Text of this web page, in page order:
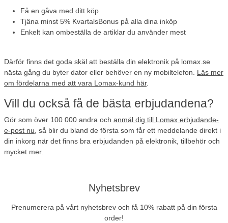
Få en gåva med ditt köp
Tjäna minst 5% KvartalsBonus på alla dina inköp
Enkelt kan ombeställa de artiklar du använder mest
Därför finns det goda skäl att beställa din elektronik på lomax.se
nästa gång du byter dator eller behöver en ny mobiltelefon. Läs mer
om fördelarna med att vara Lomax-kund här.
Vill du också få de bästa erbjudandena?
Gör som över 100 000 andra och anmäl dig till Lomax erbjudande-
e-post nu , så blir du bland de första som får ett meddelande direkt i
din inkorg när det finns bra erbjudanden på elektronik, tillbehör och
mycket mer.
Nyhetsbrev
Prenumerera på vårt nyhetsbrev och få 10% rabatt på din första
order!